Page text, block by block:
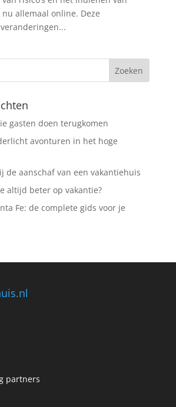
allemaal online. Deze
gasten doen terugkomen
avonturen in het hoge
de aanschaf van een vakantiehuis
altijd beter op vakantie?
Fe: de complete gids voor je
partners